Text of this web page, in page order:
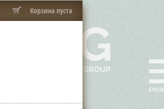
Корзина пуста